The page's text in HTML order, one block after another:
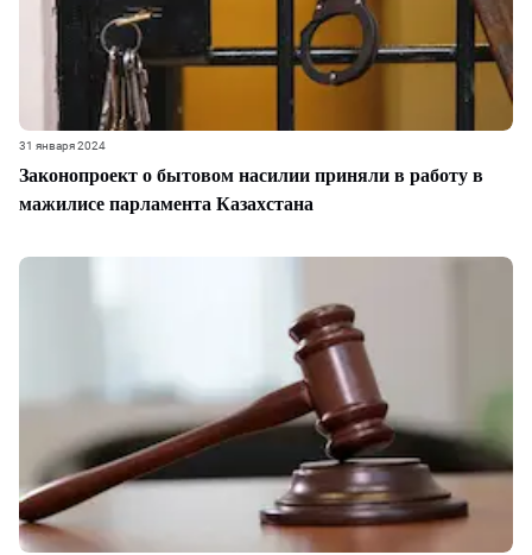
Законопроект о бытовом насилии приняли в работу в
мажилисе парламента Казахстана
31 января 2024